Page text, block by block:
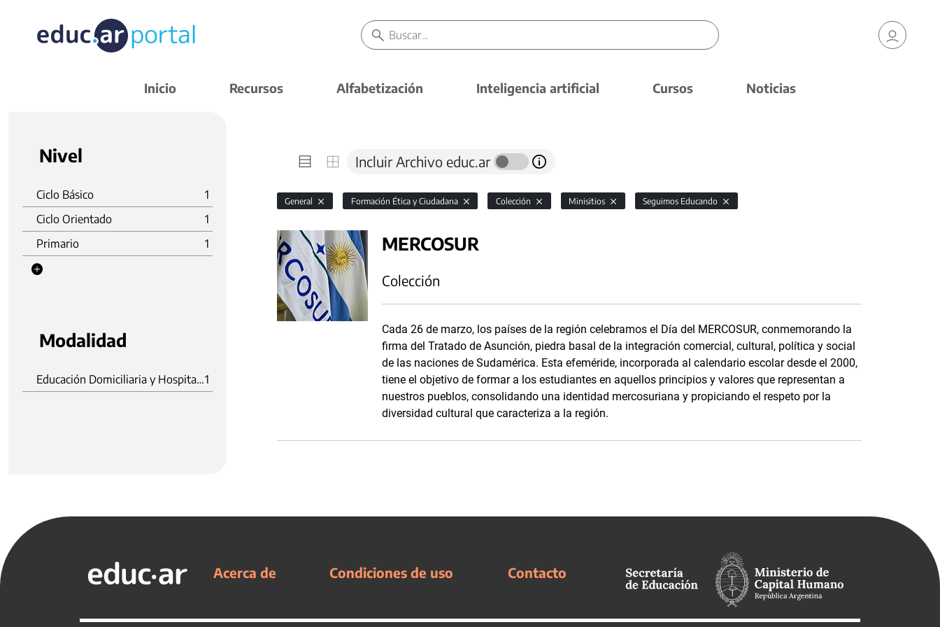
Inicio Recursos Alfabetización Inteligencia artificial Cursos Noticias
Nivel
Ciclo Básico
1
Ciclo Orientado
1
Primario
1
Modalidad
Educación Domiciliaria y Hospitalaria1
Incluir Archivo educ.ar
General Formación Ética y Ciudadana Colección Minisitios Seguimos Educando
MERCOSUR
Colección
Cada 26 de marzo, los países de la región celebramos el Día del MERCOSUR, conmemorando la
firma del Tratado de Asunción, piedra basal de la integración comercial, cultural, política y social
de las naciones de Sudamérica. Esta efeméride, incorporada al calendario escolar desde el 2000,
tiene el objetivo de formar a los estudiantes en aquellos principios y valores que representan a
nuestros pueblos, consolidando una identidad mercosuriana y propiciando el respeto por la
diversidad cultural que caracteriza a la región.
Acerca de Condiciones de uso Contacto